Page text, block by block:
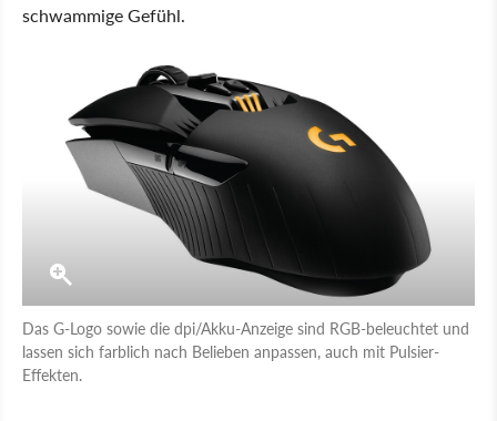
schwammige Gefühl.
Das G-Logo sowie die dpi/Akku-Anzeige sind RGB-beleuchtet und
lassen sich farblich nach Belieben anpassen, auch mit Pulsier-
Effekten.